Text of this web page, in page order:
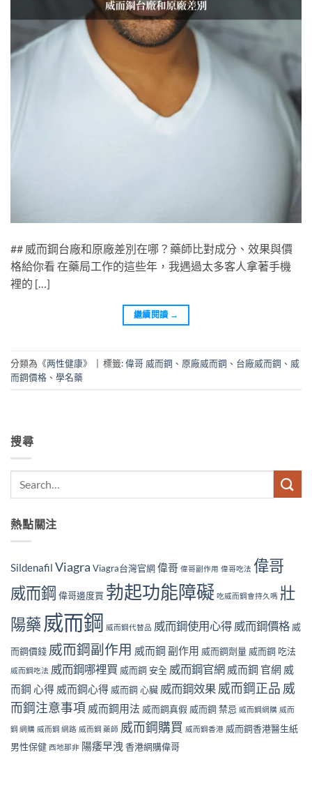
## 威而鋼台廠和原廠差別在哪？藥師比對成分、效果與價
格給你看 在藥局工作的這些年，我遇過太多客人拿著手機
裡的 […]
繼續閱讀 →
分類為《两性健康》 標籤:偉哥 威而鋼 、 原廠威而鋼 、 台廠威而鋼 、 威
而鋼價格 、 學名藥
搜尋
熱點關注
Sildenafil Viagra Viagra台灣官網偉哥 偉哥副作用 偉哥吃法 偉哥
威而鋼 偉哥邊度買 勃起功能障礙 吃威而鋼會持久嗎 壯
陽藥 威而鋼 威而鋼代替品 威而鋼使用心得 威而鋼價格 威
而鋼價錢 威而鋼副作用 威而鋼 副作用 威而鋼劑量 威而鋼 吃法
威而鋼吃法 威而鋼哪裡買 威而鋼 安全 威而鋼官網 威而鋼 官網 威
而鋼 心得 威而鋼心得 威而鋼 心臟 威而鋼效果 威而鋼正品 威
而鋼注意事項 威而鋼用法 威而鋼真假 威而鋼 禁忌 威而鋼網購 威而
鋼 網購 威而鋼 網路 威而鋼 藥師 威而鋼購買 威而鋼香港 威而鋼香港醫生紙
男性保健 西地那非 陽痿早洩 香港網購偉哥